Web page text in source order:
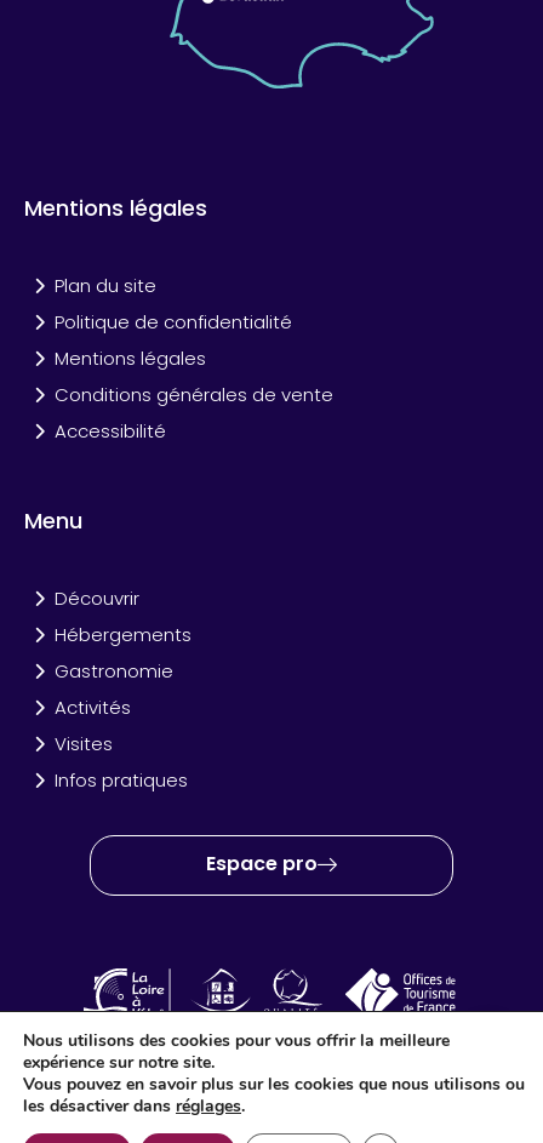
Mentions légales
Plan du site
Politique de confidentialité
Mentions légales
Conditions générales de vente
Accessibilité
Menu
Découvrir
Hébergements
Gastronomie
Activités
Visites
Infos pratiques
Espace pro
OT Amboise Val de Loire © 2024 – Site créé et réalisé par
Point Com
Nous utilisons des cookies pour vous offrir la meilleure
expérience sur notre site.
Vous pouvez en savoir plus sur les cookies que nous utilisons ou
les désactiver dans réglages.